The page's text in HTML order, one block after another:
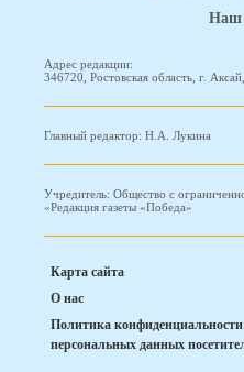
Наш
Адрес редакции:
346720, Ростовская область, г.
Главный редактор: Н.А. Лукина
Учредитель: Общество с
«Редакция газеты «Победа»
Карта сайта
О нас
Политика
персональных данных